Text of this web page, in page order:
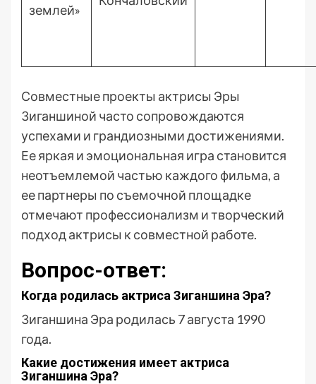
землей»
Совместные проекты актрисы Эры
Зиганшиной часто сопровождаются
успехами и грандиозными достижениями.
Ее яркая и эмоциональная игра становится
неотъемлемой частью каждого фильма, а
ее партнеры по съемочной площадке
отмечают профессионализм и творческий
подход актрисы к совместной работе.
Вопрос-ответ:
Когда родилась актриса Зиганшина Эра?
Зиганшина Эра родилась 7 августа 1990
года.
Какие достижения имеет актриса
Зиганшина Эра?